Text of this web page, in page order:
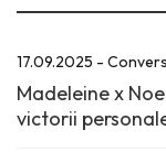
17.09.2025 -
Madeleine x
victorii